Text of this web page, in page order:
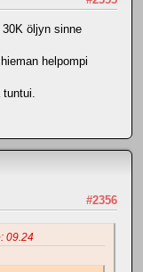
öljyn sinne
helpompi
#2356
09.24